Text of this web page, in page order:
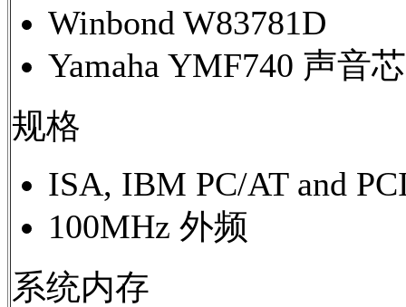
Winbond W83781D
Yamaha YMF740 声音
规格
ISA, IBM PC/AT and
100MHz 外频
系统内存